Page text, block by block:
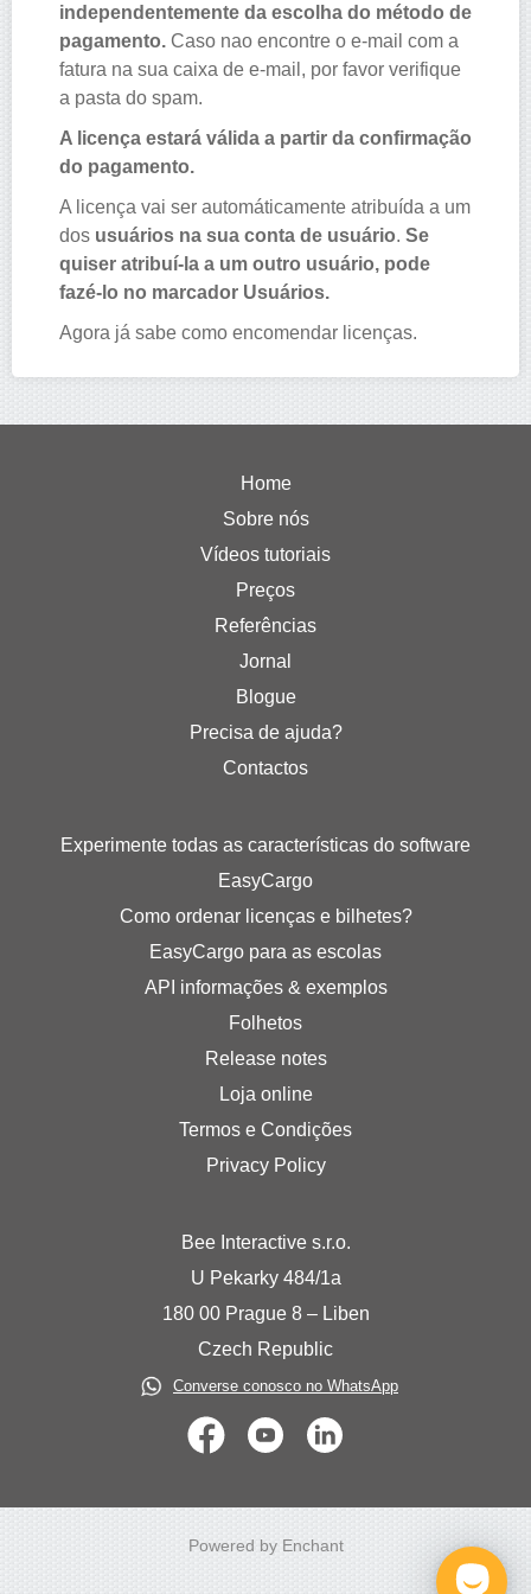
independentemente da escolha do método de
pagamento. Caso nao encontre o e-mail com a
fatura na sua caixa de e-mail, por favor verifique
a pasta do spam.
A licença estará válida a partir da confirmação
do pagamento.
A licença vai ser automáticamente atribuída a um
dos usuários na sua conta de usuário. Se
quiser atribuí-la a um outro usuário, pode
fazé-lo no marcador Usuários.
Agora já sabe como encomendar licenças.
Home
Sobre nós
Vídeos tutoriais
Preços
Referências
Jornal
Blogue
Precisa de ajuda?
Contactos
Experimente todas as características do software
EasyCargo
Como ordenar licenças e bilhetes?
EasyCargo para as escolas
API informações & exemplos
Folhetos
Release notes
Loja online
Termos e Condições
Privacy Policy
Bee Interactive s.r.o.
U Pekarky 484/1a
180 00 Prague 8 – Liben
Czech Republic
Converse conosco no WhatsApp
Powered by Enchant